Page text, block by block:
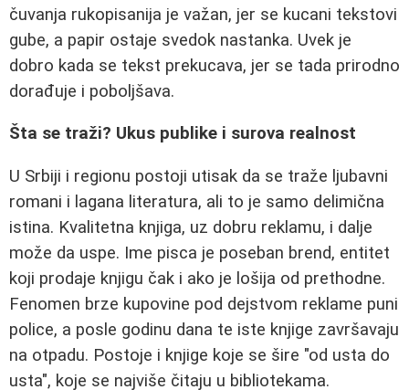
čuvanja rukopisanija je važan, jer se kucani tekstovi
gube, a papir ostaje svedok nastanka. Uvek je
dobro kada se tekst prekucava, jer se tada prirodno
dorađuje i poboljšava.
Šta se traži? Ukus publike i surova realnost
U Srbiji i regionu postoji utisak da se traže ljubavni
romani i lagana literatura, ali to je samo delimična
istina. Kvalitetna knjiga, uz dobru reklamu, i dalje
može da uspe. Ime pisca je poseban brend, entitet
koji prodaje knjigu čak i ako je lošija od prethodne.
Fenomen brze kupovine pod dejstvom reklame puni
police, a posle godinu dana te iste knjige završavaju
na otpadu. Postoje i knjige koje se šire "od usta do
usta", koje se najviše čitaju u bibliotekama.